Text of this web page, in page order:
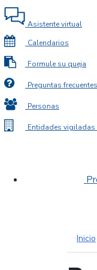
Asistente virtual
Calendarios
Formule su queja
Preguntas frecuentes
Personas
Entidades
Inicio